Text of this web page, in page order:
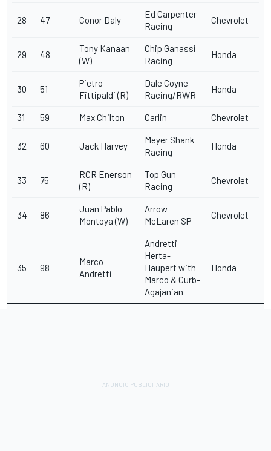
28 47 Conor Daly
Ed Carpenter
Racing
Chevrolet
29 48
Tony Kanaan
(W)
Chip Ganassi
Racing
Honda
30 51
Pietro
Fittipaldi (R)
Dale Coyne
Racing/RWR
Honda
31 59 Max Chilton Carlin Chevrolet
32 60 Jack Harvey
Meyer Shank
Racing
Honda
33 75
RCR Enerson
(R)
Top Gun
Racing
Chevrolet
34 86
Juan Pablo
Montoya (W)
Arrow
McLaren SP
Chevrolet
35 98
Marco
Andretti
Andretti
Herta-
Haupert with
Marco & Curb-
Agajanian
Honda